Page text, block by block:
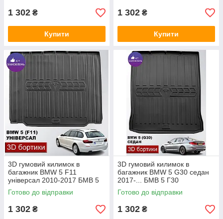
1 302 ₴
Купити
1 302 ₴
Купити
3D гумовий килимок в
багажник BMW 5 F11
універсал 2010-2017 БМВ 5
Ф11
Готово до відправки
1 302 ₴
3D гумовий килимок в
багажник BMW 5 G30 седан
2017-... БМВ 5 Г30
Готово до відправки
1 302 ₴